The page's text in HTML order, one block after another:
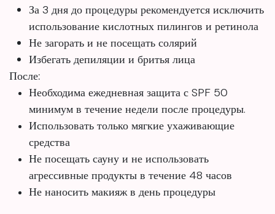
За 3 дня до процедуры рекомендуется исключить
использование кислотных пилингов и ретинола
Не загорать и не посещать солярий
Избегать депиляции и бритья лица
После:
Необходима ежедневная защита с SPF 50
минимум в течение недели после процедуры.
Использовать только мягкие ухаживающие
средства
Не посещать сауну и не использовать
агрессивные продукты в течение 48 часов
Не наносить макияж в день процедуры